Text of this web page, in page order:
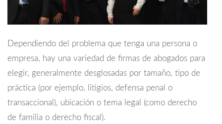
Dependiendo del problema que tenga una persona o
empresa, hay una variedad de firmas de abogados para
elegir, generalmente desglosadas por tamaño, tipo de
práctica (por ejemplo, litigios, defensa penal o
transaccional), ubicación o tema legal (como derecho
de familia o derecho fiscal).